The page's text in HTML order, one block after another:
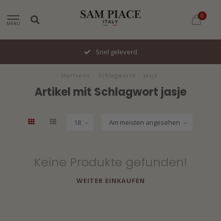
MENU
0
Snel geleverd
Startseite Schlagworte jasje
Artikel mit Schlagwort jasje
Keine Produkte gefunden!
WEITER EINKAUFEN